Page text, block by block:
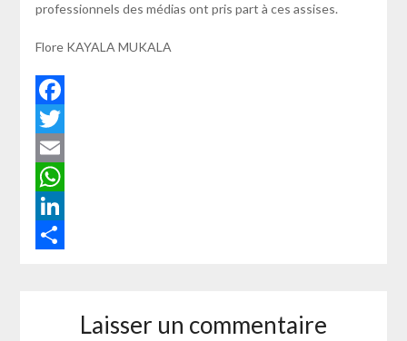
professionnels des médias ont pris part à ces assises.
Flore KAYALA MUKALA
Facebook
Twitter
Email
WhatsApp
LinkedIn
Laisser un commentaire